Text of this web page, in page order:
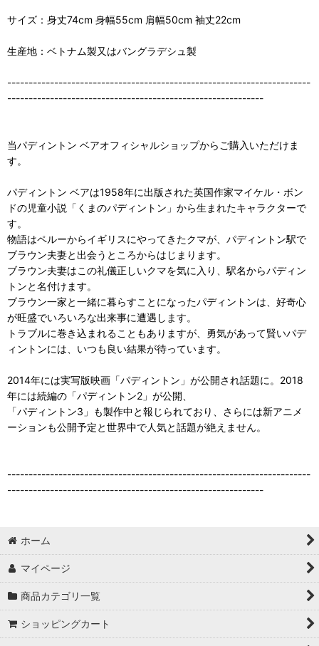
サイズ：身丈74cm 身幅55cm 肩幅50cm 袖丈22cm
生産地：ベトナム製又はバングラデシュ製
-----------------------------------------------------------------------
------------------------------------------------------------
当パディントン ベアオフィシャルショップからご購入いただけま
す。
パディントン ベアは1958年に出版された英国作家マイケル・ボン
ドの児童小説「くまのパディントン」から生まれたキャラクターで
す。
物語はペルーからイギリスにやってきたクマが、パディントン駅で
ブラウン夫妻と出会うところからはじまります。
ブラウン夫妻はこの礼儀正しいクマを気に入り、駅名からパディン
トンと名付けます。
ブラウン一家と一緒に暮らすことになったパディントンは、好奇心
が旺盛でいろいろな出来事に遭遇します。
トラブルに巻き込まれることもありますが、勇気があって賢いパデ
ィントンには、いつも良い結果が待っています。
2014年には実写版映画「パディントン」が公開され話題に。2018
年には続編の「パディントン2」が公開、
「パディントン3」も製作中と報じられており、さらには新アニメ
ーションも公開予定と世界中で人気と話題が絶えません。
-----------------------------------------------------------------------
------------------------------------------------------------
ホーム
マイページ
商品カテゴリ一覧
ショッピングカート